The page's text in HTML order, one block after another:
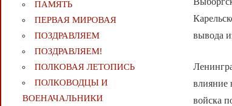
вывода
влияние
войска
ПАМЯТЬ
ПЕРВАЯ МИРОВАЯ
ПОЗДРАВЛЯЕМ
ПОЗДРАВЛЯЕМ!
ПОЛКОВАЯ ЛЕТОПИСЬ
ПОЛКОВОДЦЫ И
ВОЕНАЧАЛЬНИКИ